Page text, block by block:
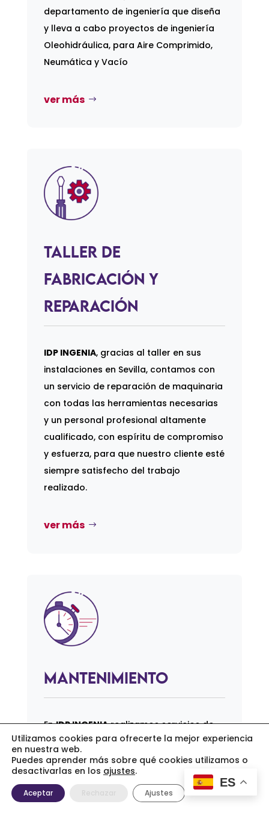
departamento de ingeniería que diseña
y lleva a cabo proyectos de ingeniería
Oleohidráulica, para Aire Comprimido,
Neumática y Vacío
ver más
Taller de
Fabricación y
Reparación
IDP INGENIA, gracias al taller en sus
instalaciones en Sevilla, contamos con
un servicio de reparación de maquinaria
con todas las herramientas necesarias
y un personal profesional altamente
cualificado, con espíritu de compromiso
y esfuerza, para que nuestro cliente esté
siempre satisfecho del trabajo
realizado.
ver más
Mantenimiento
En IDP INGENIArealizamos servicios de
mantenimiento, tanto en gamas
preventivas como correctivas.
Disponemos de acuerdos que se ajustan
en duración y perioricidad a las
ES
Utilizamos cookies para ofrecerte la mejor experiencia
en nuestra web.
Puedes aprender más sobre qué cookies utilizamos o
desactivarlas en los ajustes.
Aceptar Ajustes